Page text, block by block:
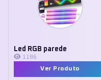
Led RGB parede
1186
Ver Produto